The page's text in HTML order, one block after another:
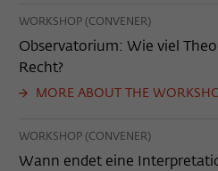
WORKSHOP (CONVENER)
Observatorium: Wie viel
Recht?
MORE ABOUT THE
WORKSHOP (CONVENER)
Wann endet eine